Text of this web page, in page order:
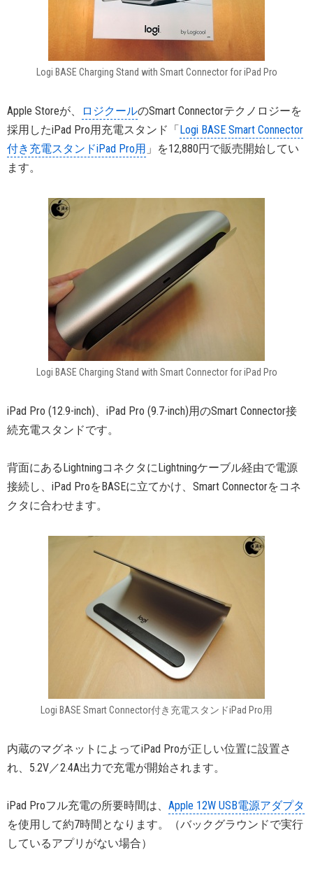
Logi BASE Charging Stand with Smart Connector for iPad Pro
Apple Storeが、 ロジクールのSmart Connectorテクノロジーを
採用したiPad Pro用充電スタンド「Logi BASE Smart Connector
付き充電スタンドiPad Pro用 」を12,880円で販売開始してい
ます。
Logi BASE Charging Stand with Smart Connector for iPad Pro
iPad Pro (12.9-inch)、iPad Pro (9.7-inch)用のSmart Connector接
続充電スタンドです。
背面にあるLightningコネクタにLightningケーブル経由で電源
接続し、iPad ProをBASEに立てかけ、Smart Connectorをコネ
クタに合わせます。
Logi BASE Smart Connector付き充電スタンドiPad Pro用
内蔵のマグネットによってiPad Proが正しい位置に設置さ
れ、5.2V／2.4A出力で充電が開始されます。
iPad Proフル充電の所要時間は、 Apple 12W USB電源アダプタ
を使用して約7時間となります。（バックグラウンドで実行
しているアプリがない場合）